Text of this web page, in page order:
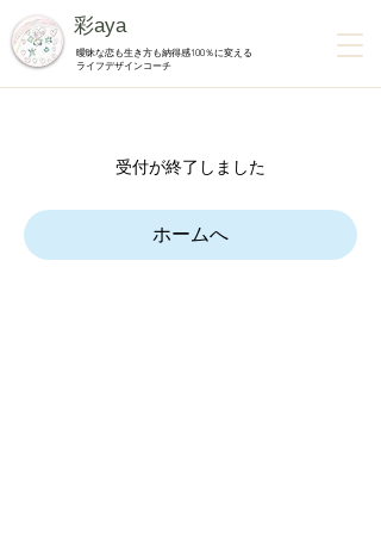
彩aya
曖昧な恋も生き方も納得感100％に変える
ライフデザインコーチ
受付が終了しました
ホームへ